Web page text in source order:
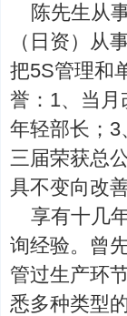
陈先生从
（日资）从
把5S管理和
誉：1、当
年轻部长；
三届荣获总
具不变向改
享有十几
询经验。曾
管过生产环
悉多种类型